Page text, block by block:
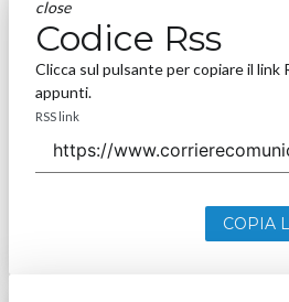
close
Codice Rss
Clicca sul pulsante per copiare il link
appunti.
RSS link
COPIA